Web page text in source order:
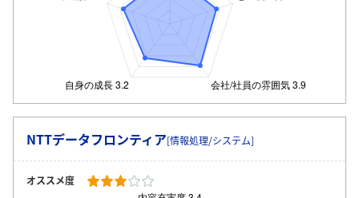
NTTデータフロンティア[情報処理/システム]
オススメ度